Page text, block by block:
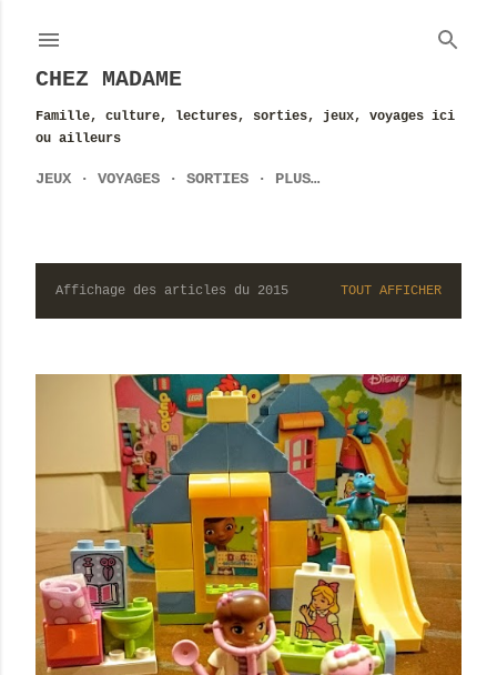
CHEZ MADAME
Famille, culture, lectures, sorties, jeux, voyages ici
ou ailleurs
JEUX VOYAGES SORTIES PLUS…
A
t
e
s
Affichage des articles du 2015 TOUT AFFICHER